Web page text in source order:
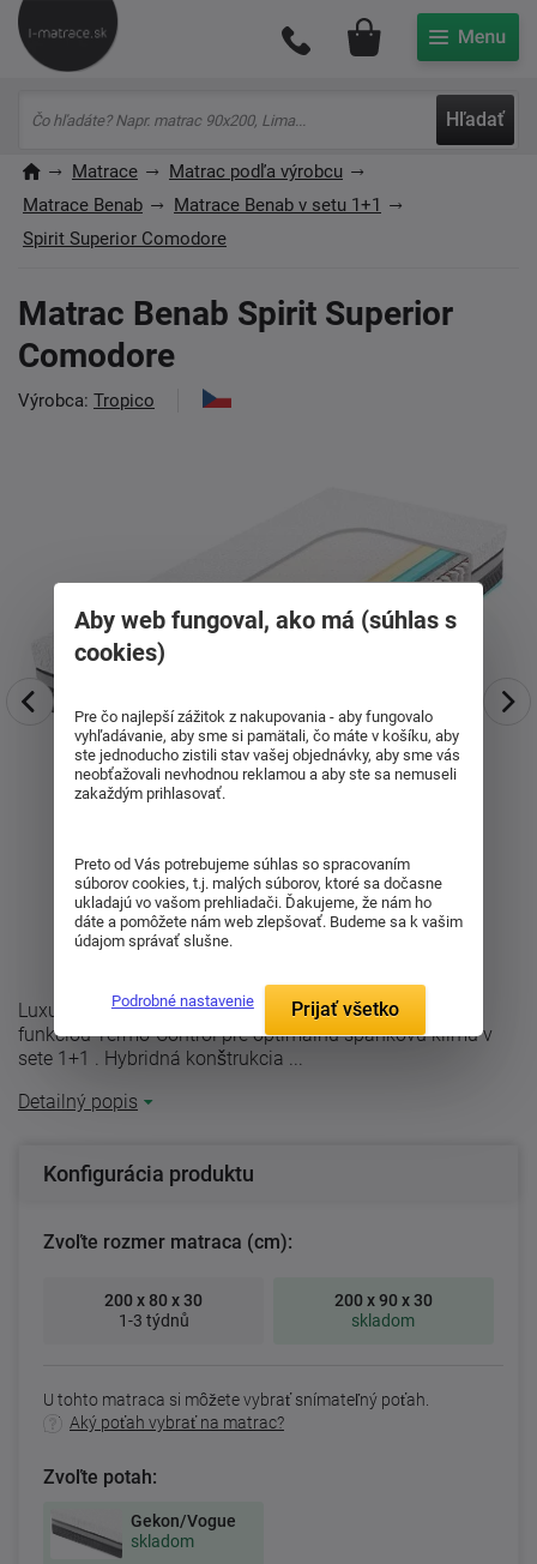
Hľadať
Môj účet
Matrace
Matrac podľa výrobcu
Matrace Benab
Matrace Benab v setu 1+1
Spirit Superior Comodore
Matrac Benab Spirit Superior
Comodore
Výrobca: Tropico
Luxusný taštičkový matrac Spiric Superior Comodore s
funkciou Termo-Control pre optimálnu spánkovú klímu v
sete 1+1 . Hybridná konštrukcia ...
Detailný popis
Konfigurácia produktu
Zvoľte rozmer matraca (cm):
200 x 80 x 30
1-3 týdnů
200 x 90 x 30
skladom
U tohto matraca si môžete vybrať snímateľný poťah.
Aký poťah vybrať na matrac?
Zvoľte potah:
Gekon/Vogue
skladom
Aby web fungoval, ako má (súhlas s
cookies)
Pre čo najlepší zážitok z nakupovania - aby fungovalo
vyhľadávanie, aby sme si pamätali, čo máte v košíku, aby
ste jednoducho zistili stav vašej objednávky, aby sme vás
neobťažovali nevhodnou reklamou a aby ste sa nemuseli
zakaždým prihlasovať.
Preto od Vás potrebujeme súhlas so spracovaním
súborov cookies, t.j. malých súborov, ktoré sa dočasne
ukladajú vo vašom prehliadači. Ďakujeme, že nám ho
dáte a pomôžete nám web zlepšovať. Budeme sa k vašim
údajom správať slušne.
Podrobné nastavenie Prijať všetko